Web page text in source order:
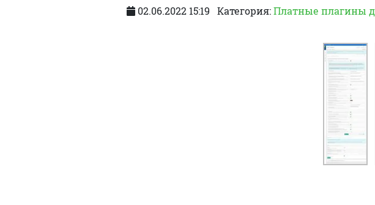
02.06.2022 15:19 Категория:Платные плагины